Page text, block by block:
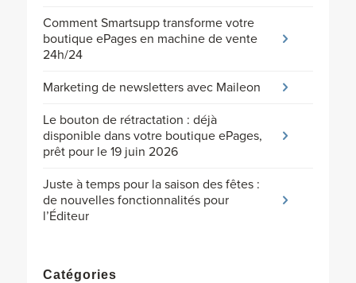
Comment Smartsupp transforme votre
boutique ePages en machine de vente
24h/24
Marketing de newsletters avec Maileon
Le bouton de rétractation : déjà
disponible dans votre boutique ePages,
prêt pour le 19 juin 2026
Juste à temps pour la saison des fêtes :
de nouvelles fonctionnalités pour
l’Éditeur
Catégories